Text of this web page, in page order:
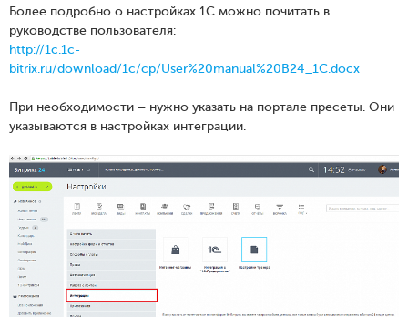
Более подробно о настройках 1С можно почитать в
руководстве пользователя:
http://1c.1c-
bitrix.ru/download/1c/cp/User%20manual%20B24_1C.docx
При необходимости – нужно указать на портале пресеты. Они
указываются в настройках интеграции.